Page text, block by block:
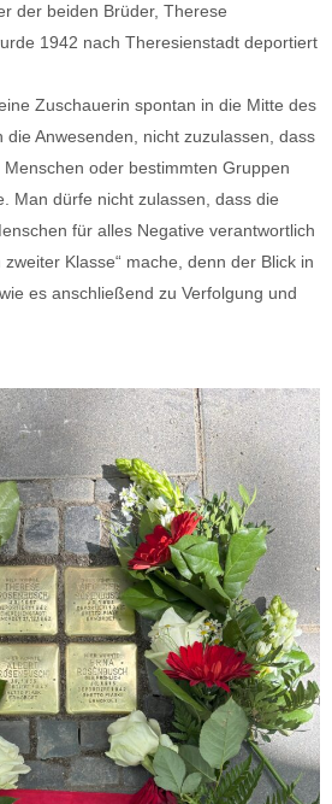
der beiden Brüder, Therese
1942 nach Theresienstadt deportiert
Zuschauerin spontan in die Mitte des
die Anwesenden, nicht zuzulassen, dass
oder bestimmten Gruppen
Man dürfe nicht zulassen, dass die
für alles Negative verantwortlich
Klasse“ mache, denn der Blick in
es anschließend zu Verfolgung und